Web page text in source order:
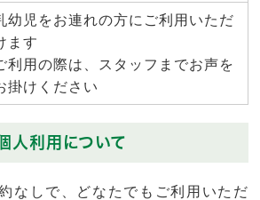
幼児をお連れの方にご利用いただ
ます
利用の際は、スタッフまでお声を
掛けください
人利用について
なしで、どなたでもご利用いただ